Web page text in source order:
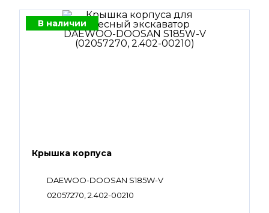
В наличии
Крышка корпуса
DAEWOO-DOOSAN S185W-V
02057270, 2.402-00210